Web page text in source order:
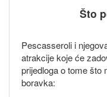
Što
Pescasseroli i
atrakcije koje će
prijedloga o tome što
boravka: